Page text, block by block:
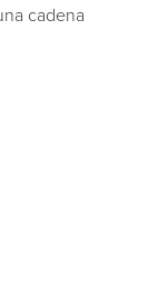
cadena